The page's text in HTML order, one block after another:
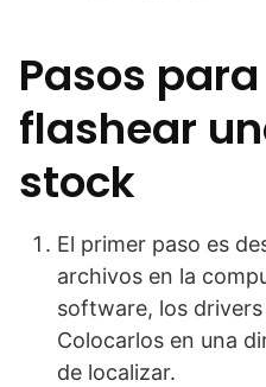
Pasos
flashear
stock
El primer paso es
archivos en la
software, los
Colocarlos en una
de localizar.